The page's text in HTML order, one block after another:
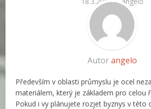
Autorangelo
Především v oblasti průmyslu je ocel
materiálem, který je základem pro celou
Pokud i vy plánujete rozjet byznys v této